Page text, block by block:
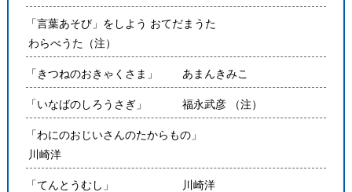
「言葉あそび」をしよう おてだまうた
わらべうた（注）
「きつねのおきゃくさま」 あまんきみこ
「いなばのしろうさぎ」 福永武彦 （注）
「わにのおじいさんのたからもの」
川崎洋
「てんとうむし」 川崎洋